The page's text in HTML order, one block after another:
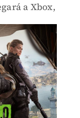
a Xbox,